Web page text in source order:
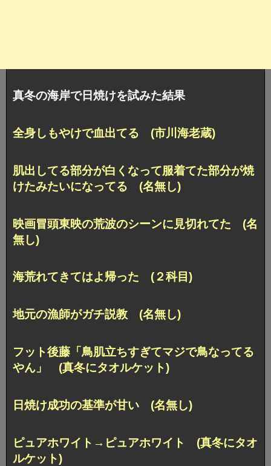
真冬の海岸で日焼けを試みた結果
全身しもやけで血出てる (市川海老蔵)
肌出してる部分が白くなって服着てた部分が焼
けたみたいになってる (名無し)
映画冒頭東映の荒波のシーンに見切れてた (名
無し)
海荒れてきてはよ帰った (２科目)
地元の漁師がガチ説教 (名無し)
フット後藤「鳥肌立ちすぎてマジで鳥なってる
やん」 (真冬にタオルケット)
日焼け成功の基準が甘い (名無し)
ピュアホワイト→ピュアホワイト (真冬にタオ
ルケット)